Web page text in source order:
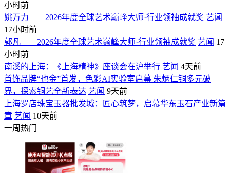
小时前
姚万力——2026年度全球艺术巅峰大师·行业领袖成就奖 艺闻
17小时前
郭凡——2026年度全球艺术巅峰大师·行业领袖成就奖 艺闻 17
小时前
南溪的上海：《上海精神》座谈会在沪举行 艺闻 4天前
首饰品牌“也金”首发，色彩AI实验室启幕 朱炳仁铜多元破
界，探索铜艺全新表达 艺闻 9天前
上海罗店珠宝玉器批发城：匠心筑梦，启幕华东玉石产业新篇
章 艺闻 10天前
一周热门